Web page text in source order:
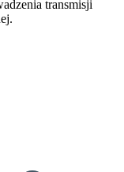
transmisji